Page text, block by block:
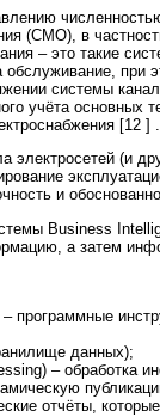
(СМО), в
– это такие
при
системы
учёта основных
[12 ] .
электросетей (и
и
Business
а затем
программные
данных);
– обработка
отчёты,